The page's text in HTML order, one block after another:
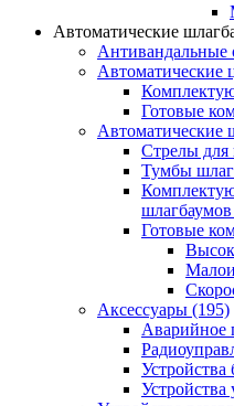
Автоматические
Антивандальные
Автоматические
Готовые
Автоматические
Стрелы для
Тумбы
шлагбаумов
Готовые
Аксессуары (195)
Аварийное
Устройства
Устройства